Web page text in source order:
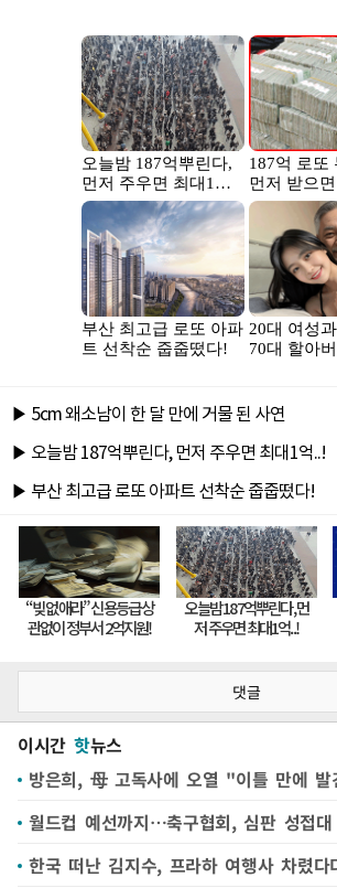
댓글
이시간 핫뉴스
방은희, 母 고독사에 오열 "이틀 만에
월드컵 예선까지…축구협회, 심판 성접
한국 떠난 김지수, 프라하 여행사 차렸